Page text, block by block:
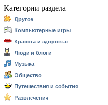
Категории раздела
Другое
Компьютерные игры
Красота и здоровье
Люди и блоги
Музыка
Общество
Путешествия и события
Развлечения